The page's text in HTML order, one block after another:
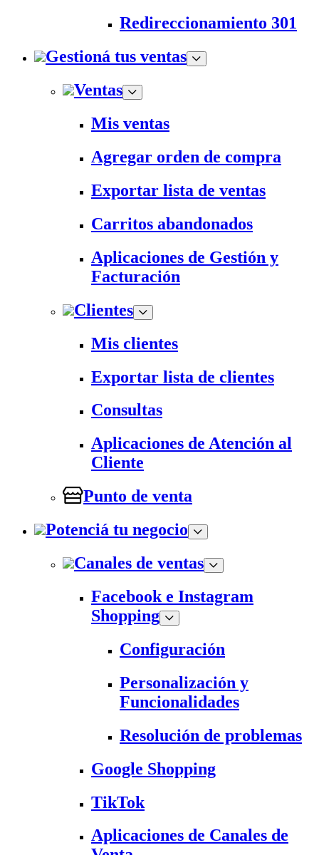
Redireccionamiento 301
Gestioná tus ventas
Ventas
Mis ventas
Agregar orden de compra
Exportar lista de ventas
Carritos abandonados
Aplicaciones de Gestión y
Facturación
Clientes
Mis clientes
Exportar lista de clientes
Consultas
Aplicaciones de Atención al
Cliente
Punto de venta
Potenciá tu negocio
Canales de ventas
Facebook e Instagram
Shopping
Configuración
Personalización y
Funcionalidades
Resolución de problemas
Google Shopping
TikTok
Aplicaciones de Canales de